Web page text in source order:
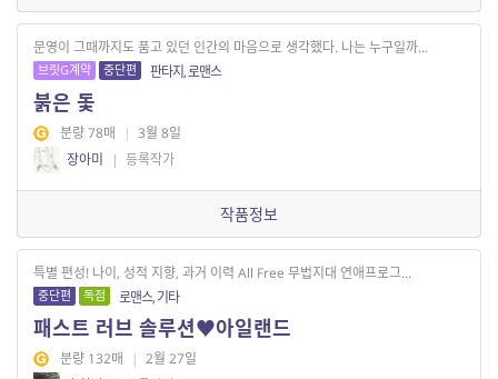
문영이 그때까지도 품고 있던 인간의 마음으로 생각했다. 나는 누구일까...
브릿G계약 중단편 판타지, 로맨스
붉은 돛
분량 78매 | 3월 8일
장아미
| 등록작가
작품정보
특별 편성! 나이, 성적 지향, 과거 이력 All Free 무법지대 연애프로그...
중단편 독점 로맨스, 기타
패스트 러브 솔루션♥아일랜드
분량 132매 | 2월 27일